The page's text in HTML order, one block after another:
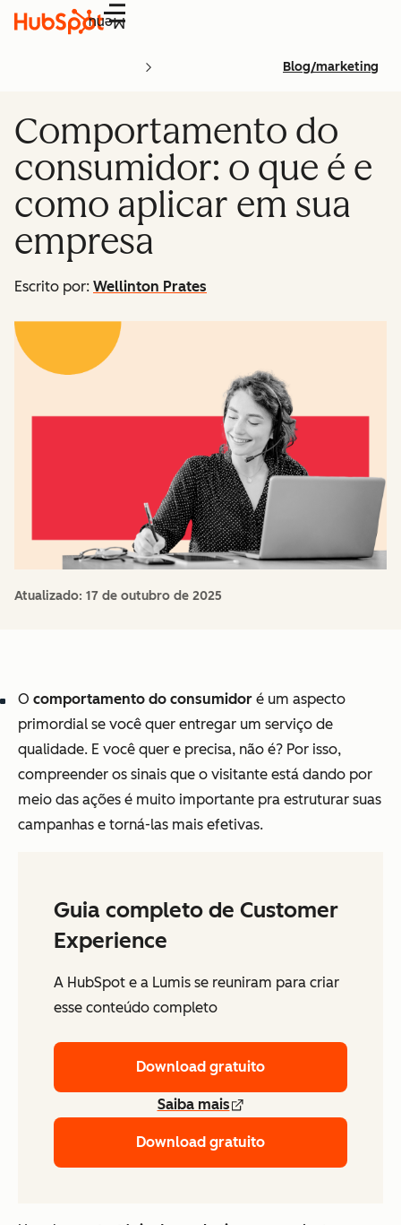
Menu
Blog/marketing
Comportamento do
consumidor: o que é e
como aplicar em sua
empresa
Escrito por: Wellinton Prates
Atualizado: 17 de outubro de 2025
O comportamento do consumidor é um aspecto
primordial se você quer entregar um serviço de
qualidade. E você quer e precisa, não é? Por isso,
compreender os sinais que o visitante está dando por
meio das ações é muito importante pra estruturar suas
campanhas e torná-las mais efetivas.
Guia completo de Customer
Experience
A HubSpot e a Lumis se reuniram para criar
esse conteúdo completo
Download gratuito
Saiba mais
Download gratuito